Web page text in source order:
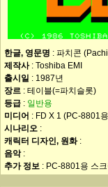
한글, 영문명 : 파치콘
제작사: Toshiba EMI
출시일 : 1987년
장르 : 테이블(=파치슬롯)
등급 : 일반용
미디어 : FD X 1 (PC-8801
시나리오 :
캐릭터 디자인, 원화:
음악:
추가 정보 : PC-8801용 스